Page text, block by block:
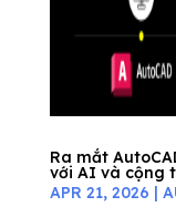
Ra mắt
với AI và cộng
APR 21, 2026 |